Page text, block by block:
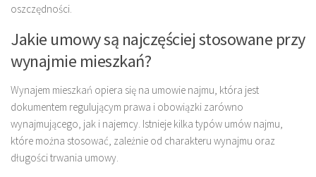
oszczędności.
Jakie umowy są najczęściej stosowane przy
wynajmie mieszkań?
Wynajem mieszkań opiera się na umowie najmu, która jest
dokumentem regulującym prawa i obowiązki zarówno
wynajmującego, jak i najemcy. Istnieje kilka typów umów najmu,
które można stosować, zależnie od charakteru wynajmu oraz
długości trwania umowy.